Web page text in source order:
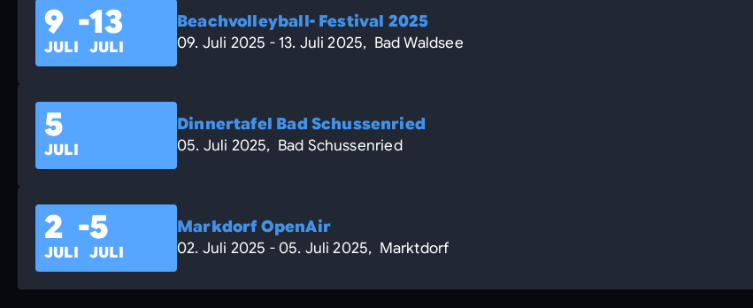
9
JULI
-13
JULI
Beachvolleyball- Festival 2025
09. Juli 2025 - 13. Juli 2025, Bad Waldsee
5
JULI
Dinnertafel Bad Schussenried
05. Juli 2025, Bad Schussenried
2
JULI
-5
JULI
Markdorf OpenAir
02. Juli 2025 - 05. Juli 2025, Marktdorf